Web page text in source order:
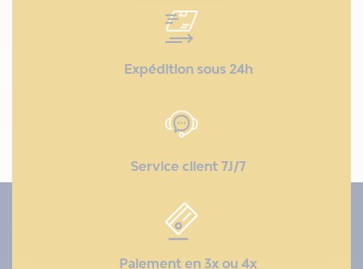
Expédition sous 24h
Service client 7J/7
Paiement en 3x ou 4x